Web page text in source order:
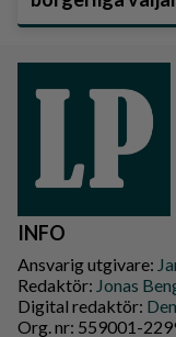
INFO
Ansvarig utgivare:
Redaktör: Jonas
Digital redaktör:
Org. nr: 559001-